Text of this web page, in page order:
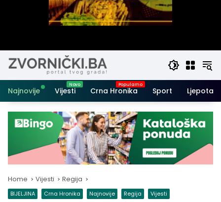
Najnovije Vijesti Crna Hronika Sport Ljepota i
Home Vijesti Regija
BIJELJINA Crna Hronika Najnovije Regija Vijesti